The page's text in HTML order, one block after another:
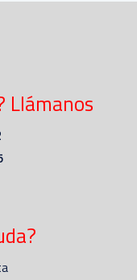
Llámanos